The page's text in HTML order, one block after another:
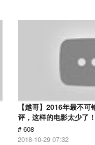
【越哥】2016年最不
评，这样的电影太少了！
# 608
2018-10-29 07:32